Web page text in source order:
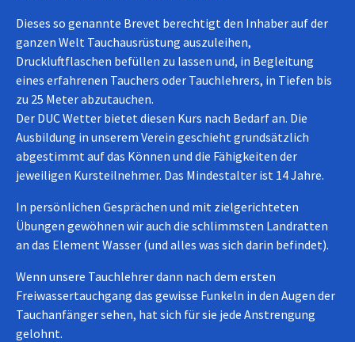
Dieses so genannte Brevet berechtigt den Inhaber auf der
ganzen Welt Tauchausrüstung auszuleihen,
Druckluftflaschen befüllen zu lassen und, in Begleitung
eines erfahrenen Tauchers oder Tauchlehrers, in Tiefen bis
zu 25 Meter abzutauchen.
Der DUC Wetter bietet diesen Kurs nach Bedarf an. Die
Ausbildung in unserem Verein geschieht grundsätzlich
abgestimmt auf das Können und die Fähigkeiten der
jeweiligen Kursteilnehmer. Das Mindestalter ist 14 Jahre.
In persönlichen Gesprächen und mit zielgerichteten
Übungen gewöhnen wir auch die schlimmsten Landratten
an das Element Wasser (und alles was sich darin befindet).
Wenn unsere Tauchlehrer dann nach dem ersten
Freiwassertauchgang das gewisse Funkeln in den Augen der
Tauchanfänger sehen, hat sich für sie jede Anstrengung
gelohnt.